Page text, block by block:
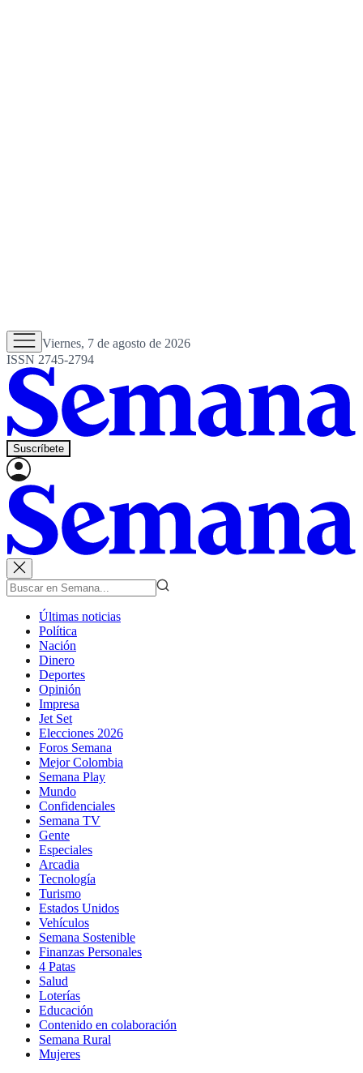
Viernes, 7 de agosto de 2026
ISSN 2745-2794
Suscríbete
Últimas noticias
Política
Nación
Dinero
Deportes
Opinión
Impresa
Jet Set
Elecciones 2026
Foros Semana
Mejor Colombia
Semana Play
Mundo
Confidenciales
Semana TV
Gente
Especiales
Arcadia
Tecnología
Turismo
Estados Unidos
Vehículos
Semana Sostenible
Finanzas Personales
4 Patas
Salud
Loterías
Educación
Contenido en colaboración
Semana Rural
Mujeres